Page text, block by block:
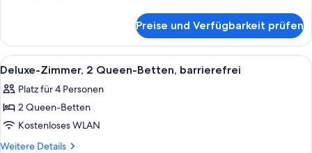
View)
anzeigen
Zimmer,
1 King-
Bett
View)
Preise und Verfügbarkeit prüfen
Alle
Fotos
für
Deluxe-
Zimmer,
2 Queen-
Ein ordentlich bezogenes Bett mit
5
Deluxe-Zimmer, 2 Queen-Betten, barrierefrei
Platz für 4 Personen
2 Queen-Betten
Kostenloses WLAN
Weitere Details
Weitere